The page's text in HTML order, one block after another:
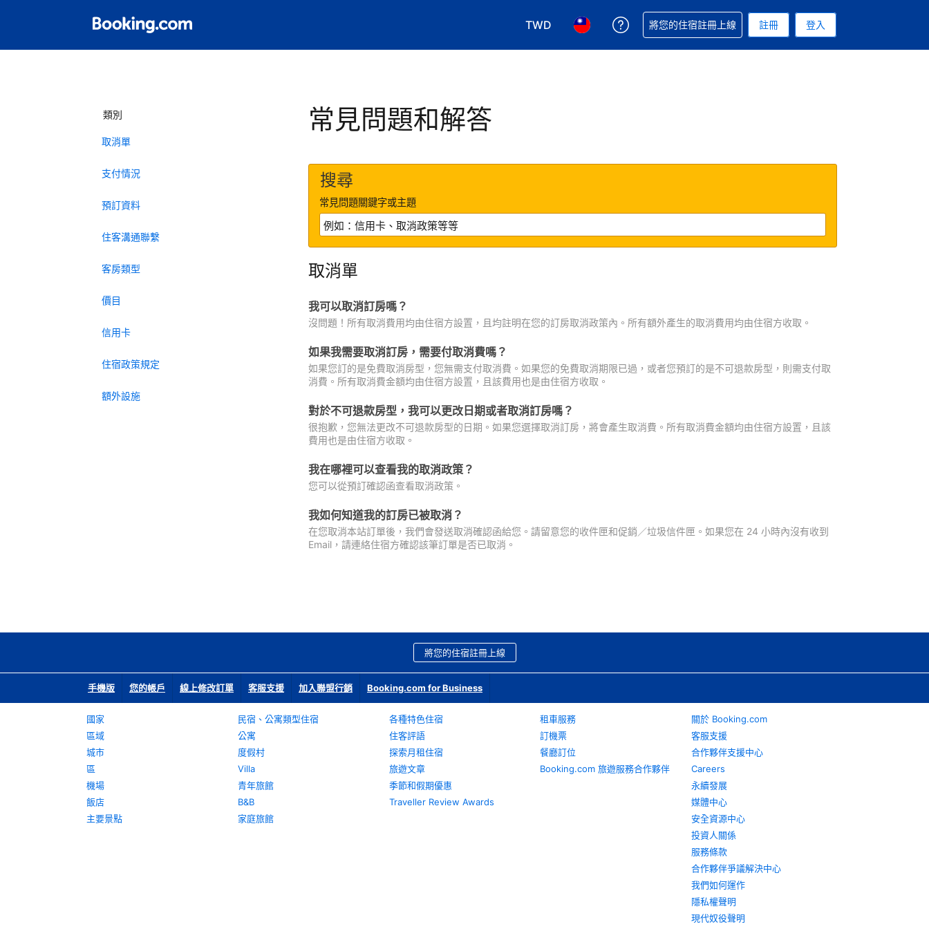
TWD
選擇您使用的幣別. 您現在所使用的幣別為新台幣
選擇您使用的語言. 您目前所選的語言是繁體中文
取得訂單相關協助
將您的住宿註冊上線 註冊 登入
類別
取消單
支付情況
預訂資料
住客溝通聯繫
客房類型
價目
信用卡
住宿政策規定
額外設施
常見問題和解答
搜尋
常見問題關鍵字或主題
取消單
我可以取消訂房嗎？
沒問題！所有取消費用均由住宿方設置，且均註明在您的訂房取消政策內。所有額外產生的取消費用均由住宿方收取。
如果我需要取消訂房，需要付取消費嗎？
如果您訂的是免費取消房型，您無需支付取消費。如果您的免費取消期限已過，或者您預訂的是不可退款房型，則需支付取
消費。所有取消費金額均由住宿方設置，且該費用也是由住宿方收取。
對於不可退款房型，我可以更改日期或者取消訂房嗎？
很抱歉，您無法更改不可退款房型的日期。如果您選擇取消訂房，將會產生取消費。所有取消費金額均由住宿方設置，且該
費用也是由住宿方收取。
我在哪裡可以查看我的取消政策？
您可以從預訂確認函查看取消政策。
我如何知道我的訂房已被取消？
在您取消本站訂單後，我們會發送取消確認函給您。請留意您的收件匣和促銷／垃圾信件匣。如果您在 24 小時內沒有收到
Email，請連絡住宿方確認該筆訂單是否已取消。
將您的住宿註冊上線
手機版 您的帳戶 線上修改訂單 客服支援 加入聯盟行銷 Booking.com for Business
國家
區域
城市
區
機場
飯店
主要景點
民宿、公寓類型住宿
公寓
度假村
Villa
青年旅館
B&B
家庭旅館
各種特色住宿
住客評語
探索月租住宿
旅遊文章
季節和假期優惠
Traveller Review Awards
租車服務
訂機票
餐廳訂位
Booking.com 旅遊服務合作夥伴
關於 Booking.com
客服支援
合作夥伴支援中心
Careers
永續發展
媒體中心
安全資源中心
投資人關係
服務條款
合作夥伴爭議解決中心
我們如何運作
隱私權聲明
現代奴役聲明